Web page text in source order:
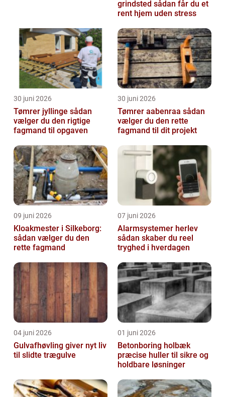
grindsted sådan får du et
rent hjem uden stress
30 juni 2026
Tømrer jyllinge sådan
vælger du den rigtige
fagmand til opgaven
30 juni 2026
Tømrer aabenraa sådan
vælger du den rette
fagmand til dit projekt
09 juni 2026
Kloakmester i Silkeborg:
sådan vælger du den
rette fagmand
07 juni 2026
Alarmsystemer herlev
sådan skaber du reel
tryghed i hverdagen
04 juni 2026
Gulvafhøvling giver nyt liv
til slidte trægulve
01 juni 2026
Betonboring holbæk
præcise huller til sikre og
holdbare løsninger